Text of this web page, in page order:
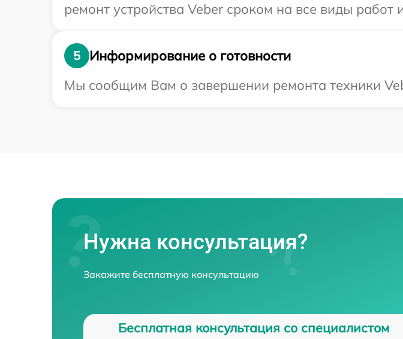
ремонт устройства Veber сроком на все виды работ
5
Информирование о готовности
Мы сообщим Вам о завершении ремонта техники
Нужна консультация?
Закажите бесплатную консультацию
Бесплатная консультация со специалистом